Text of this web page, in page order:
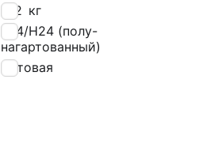
11,2 кг
Н14/Н24 (полу-
нагартованный)
матовая